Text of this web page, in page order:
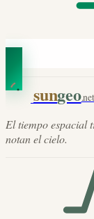
sungeo.net
El tiempo espacial
notan el cielo.